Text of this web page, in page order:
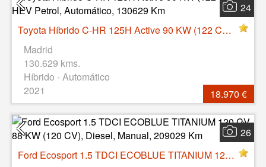
24
Toyota Híbrido C-HR 125H Active 90 KW (122 CV), HEV Petrol, Automático, 130629 Km
Madrid
130.629 kms.
Híbrido - Automático
2021
18.970 €
26
Ford Ecosport 1.5 TDCI ECOBLUE TITANIUM 120 CV 88 KW (120 CV), Diesel, Manual, 209029 Km